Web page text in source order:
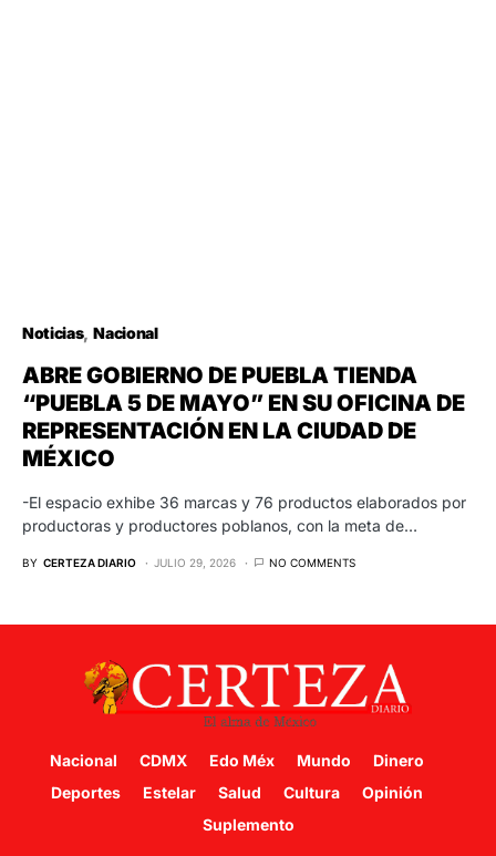
Noticias Nacional
ABRE GOBIERNO DE PUEBLA TIENDA
“PUEBLA 5 DE MAYO” EN SU OFICINA DE
REPRESENTACIÓN EN LA CIUDAD DE
MÉXICO
-El espacio exhibe 36 marcas y 76 productos elaborados por
productoras y productores poblanos, con la meta de…
BY CERTEZA DIARIO JULIO 29, 2026 NO COMMENTS
Nacional CDMX Edo Méx Mundo
Dinero
Deportes
Estelar Salud Cultura
Opinión
Suplemento